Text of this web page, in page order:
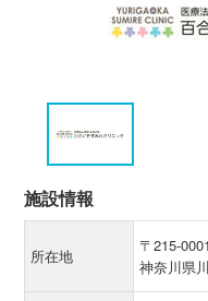
施設情報
所在地
〒215-0001
神奈川県